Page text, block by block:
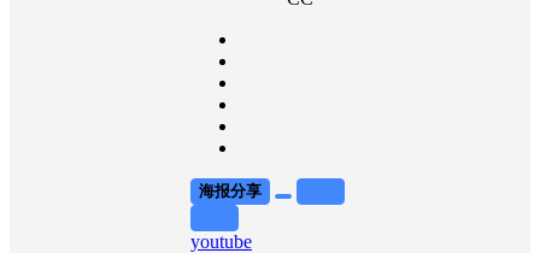
海报分享
youtube